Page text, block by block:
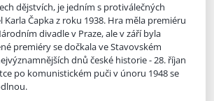
dějstvích, je jedním s protiválečných
Čapka z roku 1938. Hra měla premiéru
divadle v Praze, ale v září byla
premiéry se dočkala ve Stavovském
dnů české historie - 28. říjan
po komunistickém puči v únoru 1948 se